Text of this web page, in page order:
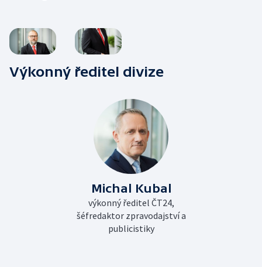
Výkonný ředitel divize
Michal Kubal
výkonný ředitel ČT24,
šéfredaktor zpravodajství a
publicistiky